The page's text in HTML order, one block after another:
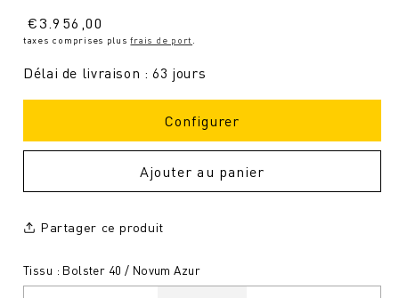
Prix
normal
€3.956,00
taxes comprises plusfrais de port
Délai de livraison : 63 jours
Configurer
Ajouter au panier
Partager ce produit
Tissu : Bolster 40 / Novum Azur